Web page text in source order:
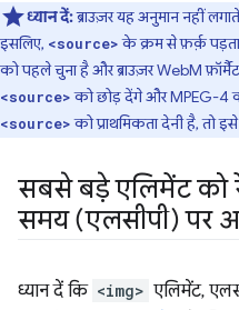
ध्यान दें:ब्राउज़र यह अनुमान नहीं
इसलिए, <source>के क्रम से फ़र्क़
को पहले चुना है और ब्राउज़र WebM
<source>को छोड़ देंगे और MPEG-4
<source>को प्राथमिकता देनी है, तो
सबसे बड़े एलिमेंट को
समय (एलसीपी) पर
ध्यान दें कि <img> एलिमेंट,